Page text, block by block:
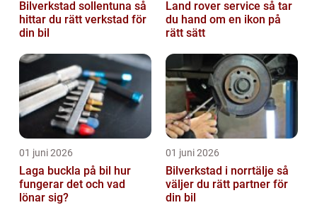
Bilverkstad sollentuna så
hittar du rätt verkstad för
din bil
Land rover service så tar
du hand om en ikon på
rätt sätt
01 juni 2026
Laga buckla på bil hur
fungerar det och vad
lönar sig?
01 juni 2026
Bilverkstad i norrtälje så
väljer du rätt partner för
din bil